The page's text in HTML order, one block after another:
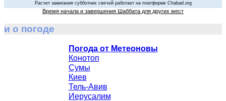
Расчет зажигания субботних свечей работает на платформе Chabad.org
Время начала и завершения Шаббата для других мест
и о погоде
Погода от Метеоновы
Конотоп
Сумы
Киев
Тель-Авив
Иерусалим